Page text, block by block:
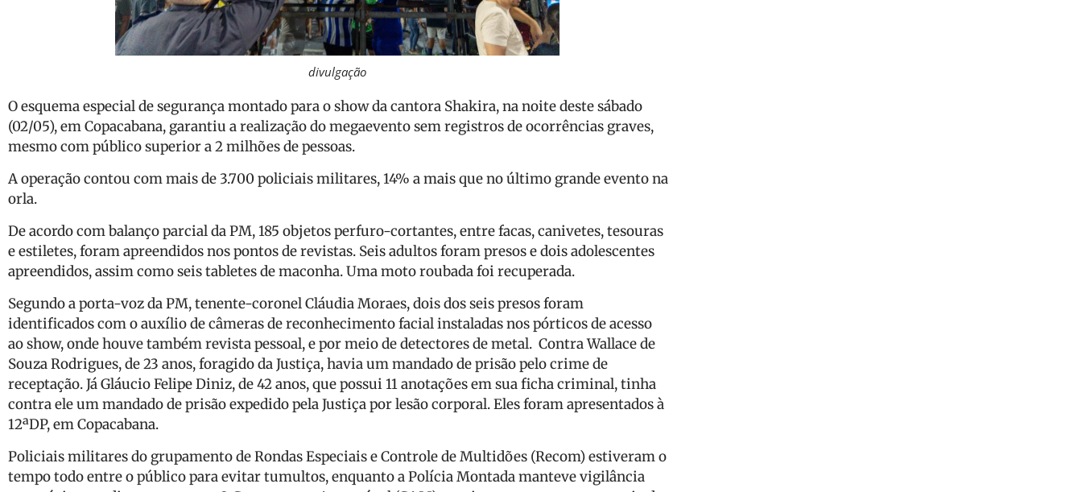
divulgação
O esquema especial de segurança montado para o show da cantora Shakira, na noite deste sábado
(02/05), em Copacabana, garantiu a realização do megaevento sem registros de ocorrências graves,
mesmo com público superior a 2 milhões de pessoas.
A operação contou com mais de 3.700 policiais militares, 14% a mais que no último grande evento na
orla.
De acordo com balanço parcial da PM, 185 objetos perfuro-cortantes, entre facas, canivetes, tesouras
e estiletes, foram apreendidos nos pontos de revistas. Seis adultos foram presos e dois adolescentes
apreendidos, assim como seis tabletes de maconha. Uma moto roubada foi recuperada.
Segundo a porta-voz da PM, tenente-coronel Cláudia Moraes, dois dos seis presos foram
identificados com o auxílio de câmeras de reconhecimento facial instaladas nos pórticos de acesso
ao show, onde houve também revista pessoal, e por meio de detectores de metal. Contra Wallace de
Souza Rodrigues, de 23 anos, foragido da Justiça, havia um mandado de prisão pelo crime de
receptação. Já Gláucio Felipe Diniz, de 42 anos, que possui 11 anotações em sua ficha criminal, tinha
contra ele um mandado de prisão expedido pela Justiça por lesão corporal. Eles foram apresentados à
12ªDP, em Copacabana.
Policiais militares do grupamento de Rondas Especiais e Controle de Multidões (Recom) estiveram o
tempo todo entre o público para evitar tumultos, enquanto a Polícia Montada manteve vigilância